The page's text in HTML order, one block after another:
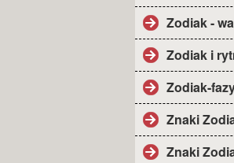
Zodiak -
Zodiak i
Zodiak-
Znaki
Znaki